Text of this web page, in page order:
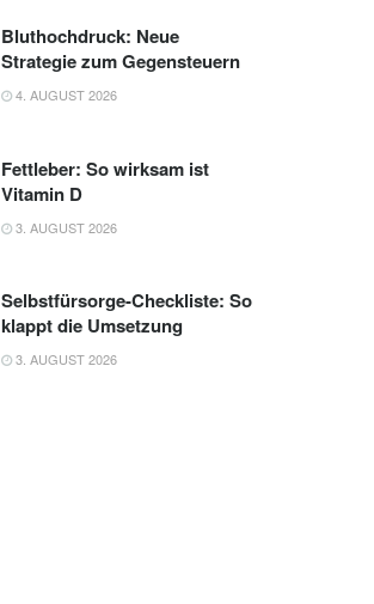
Bluthochdruck: Neue
Strategie zum Gegensteuern
4. AUGUST 2026
Fettleber: So wirksam ist
Vitamin D
3. AUGUST 2026
Selbstfürsorge-Checkliste: So
klappt die Umsetzung
3. AUGUST 2026